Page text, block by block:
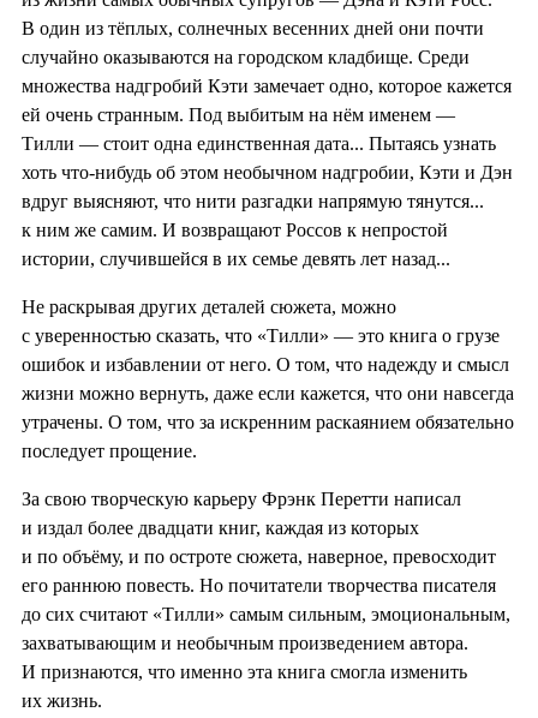
В один из тёплых, солнечных весенних дней они почти
случайно оказываются на городском кладбище. Среди
множества надгробий Кэти замечает одно, которое кажется
ей очень странным. Под выбитым на нём именем —
Тилли — стоит одна единственная дата... Пытаясь узнать
хоть что-нибудь об этом необычном надгробии, Кэти и Дэн
вдруг выясняют, что нити разгадки напрямую тянутся...
к ним же самим. И возвращают Россов к непростой
истории, случившейся в их семье девять лет назад...
Не раскрывая других деталей сюжета, можно
с уверенностью сказать, что «Тилли» — это книга о грузе
ошибок и избавлении от него. О том, что надежду и смысл
жизни можно вернуть, даже если кажется, что они навсегда
утрачены. О том, что за искренним раскаянием обязательно
последует прощение.
За свою творческую карьеру Фрэнк Перетти написал
и издал более двадцати книг, каждая из которых
и по объёму, и по остроте сюжета, наверное, превосходит
его раннюю повесть. Но почитатели творчества писателя
до сих считают «Тилли» самым сильным, эмоциональным,
захватывающим и необычным произведением автора.
И признаются, что именно эта книга смогла изменить
их жизнь.